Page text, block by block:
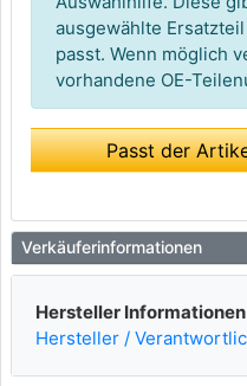
ausgewählte
passt. Wenn möglich
vorhandene OE-
Passt der
Verkäuferinformationen
Hersteller
Hersteller /